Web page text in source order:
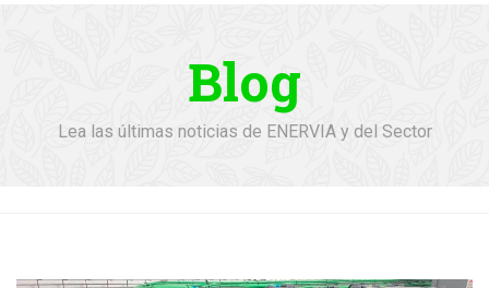
Blog
Lea las últimas noticias de ENERVIA y del Sector